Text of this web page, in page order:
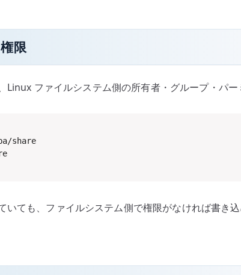
限
ファイルシステム側の所有者・グループ・パー
/srv/samba/share
いても、ファイルシステム側で権限がなければ書き